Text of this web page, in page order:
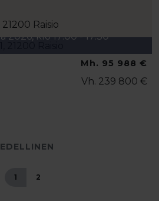
Raisio
2026, klo 17:00 - 17:30
Mh. 95 988 €
Vh. 239 800 €
EDELLINEN
1 2